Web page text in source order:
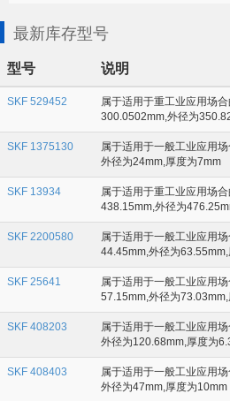
最新库存型号
型号 说明
SKF 529452
属于适用于重工业应用场
300.0502mm,外径为
SKF 1375130
属于适用于一般工业应用
外径为24mm,厚度为7mm
SKF 13934
属于适用于重工业应用场
438.15mm,外径为
SKF 2200580
属于适用于一般工业应用
44.45mm,外径为
SKF 25641
属于适用于一般工业应用
57.15mm,外径为
SKF 408203
属于适用于一般工业应用
外径为120.68mm,厚度为
SKF 408403
属于适用于一般工业应用
外径为47mm,厚度为10mm